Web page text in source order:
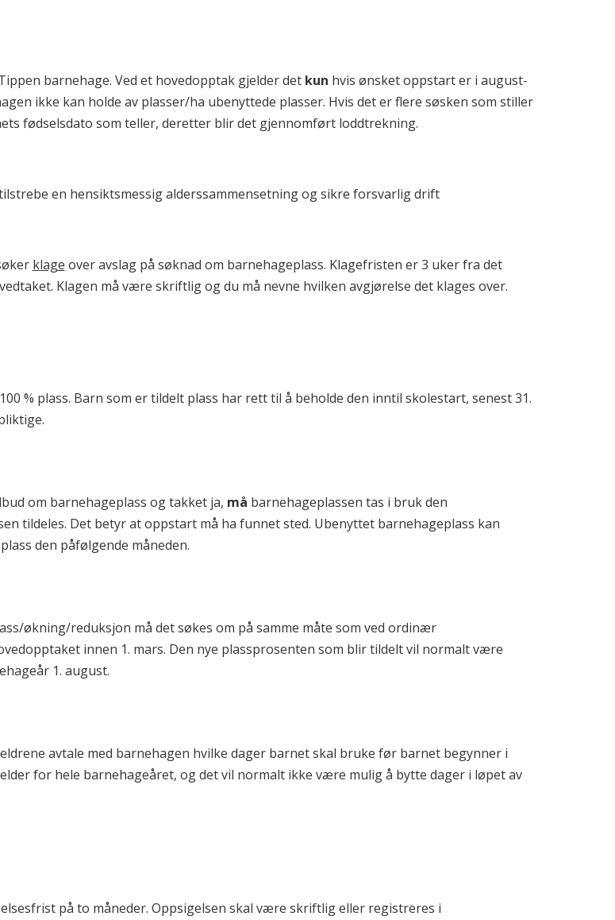
barnehage. Ved et hovedopptak gjelder det kun hvis ønsket oppstart er i august-
ikke kan holde av plasser/ha ubenyttede plasser. Hvis det er flere søsken som stiller
fødselsdato som teller, deretter blir det gjennomført loddtrekning.
en hensiktsmessig alderssammensetning og sikre forsvarlig drift
klage over avslag på søknad om barnehageplass. Klagefristen er 3 uker fra det
Klagen må være skriftlig og du må nevne hvilken avgjørelse det klages over.
% plass. Barn som er tildelt plass har rett til å beholde den inntil skolestart, senest 31.
om barnehageplass og takket ja, må barnehageplassen tas i bruk den
tildeles. Det betyr at oppstart må ha funnet sted. Ubenyttet barnehageplass kan
den påfølgende måneden.
økning/reduksjon må det søkes om på samme måte som ved ordinær
innen 1. mars. Den nye plassprosenten som blir tildelt vil normalt være
1. august.
avtale med barnehagen hvilke dager barnet skal bruke før barnet begynner i
for hele barnehageåret, og det vil normalt ikke være mulig å bytte dager i løpet av
på to måneder. Oppsigelsen skal være skriftlig eller registreres i